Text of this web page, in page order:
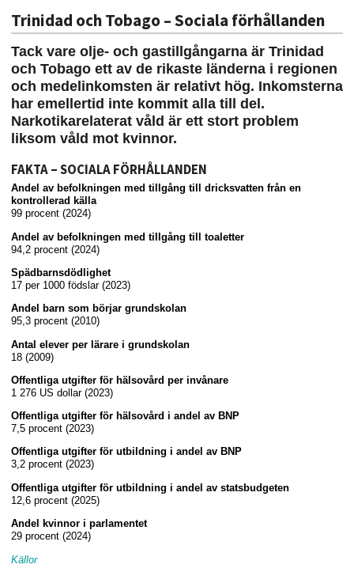
Trinidad och Tobago – Sociala förhållanden
Tack vare olje- och gastillgångarna är Trinidad
och Tobago ett av de rikaste länderna i regionen
och medelinkomsten är relativt hög. Inkomsterna
har emellertid inte kommit alla till del.
Narkotikarelaterat våld är ett stort problem
liksom våld mot kvinnor.
FAKTA – SOCIALA FÖRHÅLLANDEN
Andel av befolkningen med tillgång till dricksvatten från en
kontrollerad källa
99 procent (2024)
Andel av befolkningen med tillgång till toaletter
94,2 procent (2024)
Spädbarnsdödlighet
17 per 1000 födslar (2023)
Andel barn som börjar grundskolan
95,3 procent (2010)
Antal elever per lärare i grundskolan
18 (2009)
Offentliga utgifter för hälsovård per invånare
1 276 US dollar (2023)
Offentliga utgifter för hälsovård i andel av BNP
7,5 procent (2023)
Offentliga utgifter för utbildning i andel av BNP
3,2 procent (2023)
Offentliga utgifter för utbildning i andel av statsbudgeten
12,6 procent (2025)
Andel kvinnor i parlamentet
29 procent (2024)
Källor